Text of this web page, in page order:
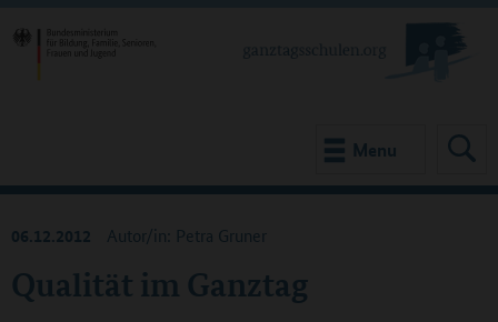
Menu
Qualität im Ganztag
06.12.2012 Autor/in: Petra Gruner